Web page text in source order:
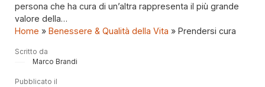
persona che ha cura di un’altra rappresenta il più grande
valore della…
Home » Benessere & Qualità della Vita » Prendersi cura
Scritto da
Marco Brandi
Pubblicato il